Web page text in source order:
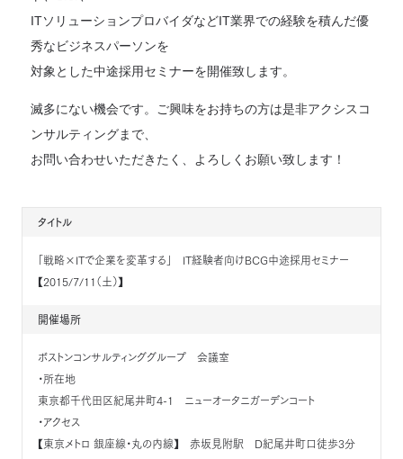
ITソリューションプロバイダなどIT業界での経験を積んだ優
秀なビジネスパーソンを
対象とした中途採用セミナーを開催致します。
滅多にない機会です。ご興味をお持ちの方は是非アクシスコ
ンサルティングまで、
お問い合わせいただきたく、よろしくお願い致します！
タイトル
「戦略×ITで企業を変革する」 IT経験者向けBCG中途採用セミナー
【2015/7/11（土）】
開催場所
ボストンコンサルティンググループ 会議室
・所在地
東京都千代田区紀尾井町4-1 ニューオータニガーデンコート
・アクセス
【東京メトロ 銀座線・丸の内線】 赤坂見附駅 D紀尾井町口徒歩3分